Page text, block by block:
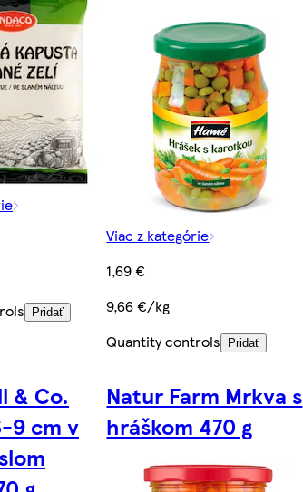
Pridať
Viac z kategórie
1,69 €
9,66 €/kg
Quantity controls
Pridať
& Co.
9 cm v
Natur Farm Mrkva s
hráškom 470 g